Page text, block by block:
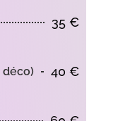
35 €
déco) 40 €